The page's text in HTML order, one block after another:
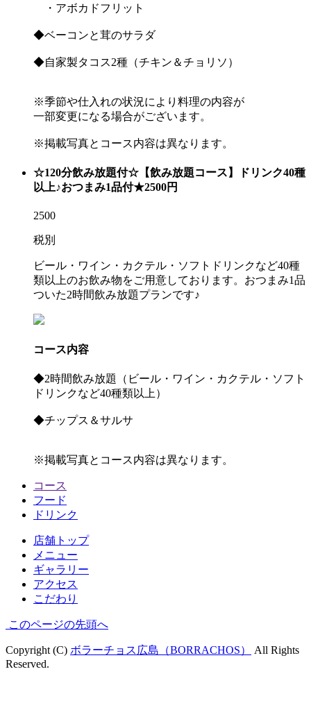
・アボカドフリット
◆ベーコンと茸のサラダ
◆自家製タコス2種（チキン＆チョリソ）
※季節や仕入れの状況により料理の内容が
一部変更になる場合がございます。
※掲載写真とコース内容は異なります。
☆120分飲み放題付☆【飲み放題コース】ドリンク40種
以上♪おつまみ1品付★2500円
2500
税別
ビール・ワイン・カクテル・ソフトドリンクなど40種
類以上のお飲み物をご用意しております。おつまみ1品
ついた2時間飲み放題プランです♪
コース内容
◆2時間飲み放題（ビール・ワイン・カクテル・ソフト
ドリンクなど40種類以上）
◆チップス＆サルサ
※掲載写真とコース内容は異なります。
コース
フード
ドリンク
店舗トップ
メニュー
ギャラリー
アクセス
こだわり
このページの先頭へ
Copyright (C) ボラーチョス広島（BORRACHOS）
All Rights
Reserved.